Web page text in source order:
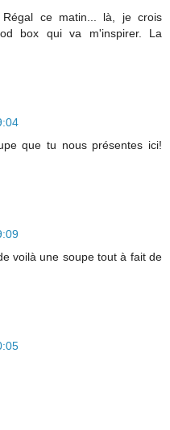
ce matin... là, je crois
box qui va m'inspirer. La
que tu nous présentes ici!
voilà une soupe tout à fait de